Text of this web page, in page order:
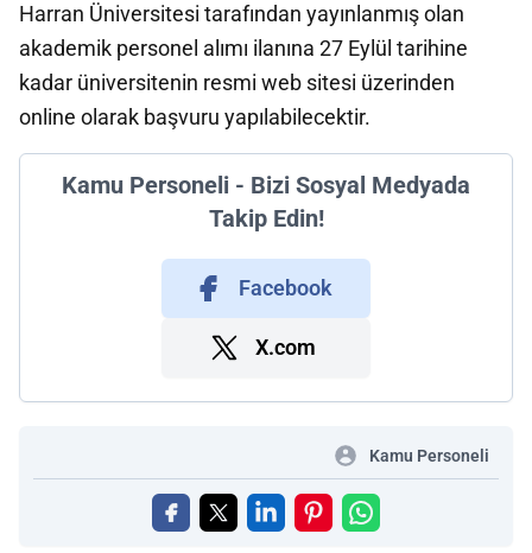
Harran Üniversitesi tarafından yayınlanmış olan
akademik personel alımı ilanına 27 Eylül tarihine
kadar üniversitenin resmi web sitesi üzerinden
online olarak başvuru yapılabilecektir.
Kamu Personeli - Bizi Sosyal Medyada
Takip Edin!
Facebook
X.com
Kamu Personeli